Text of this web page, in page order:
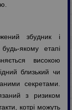
збудник і
якому етапі
високою
близький чи
секретами.
з ризиком
котрі можуть